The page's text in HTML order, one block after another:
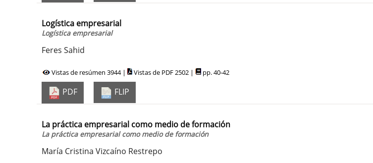
Logística empresarial
Logística empresarial
Feres Sahid
Vistas de resúmen 3944 | Vistas de PDF 2502 | pp. 40-42
PDF FLIP
La práctica empresarial como medio de formación
La práctica empresarial como medio de formación
María Cristina Vizcaíno Restrepo